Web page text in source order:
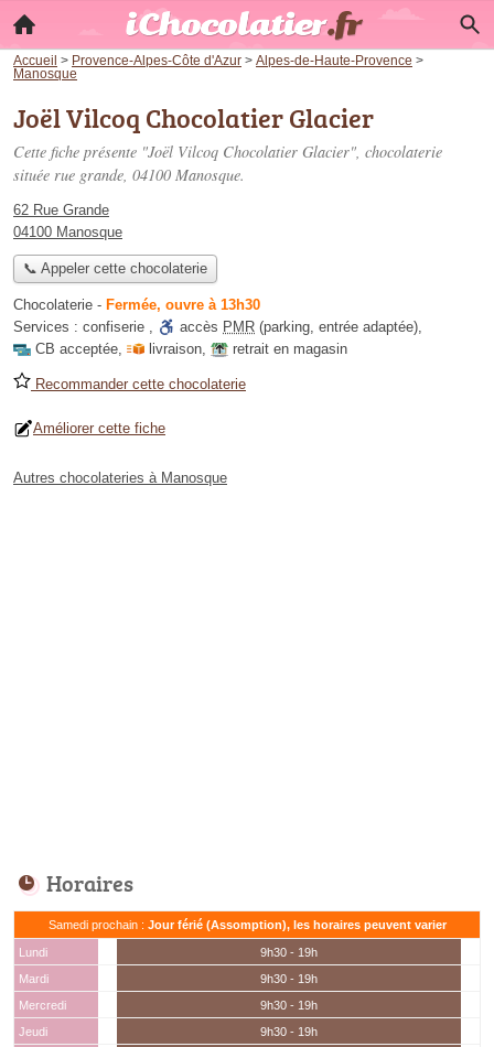
Accueil > Provence-Alpes-Côte d'Azur > Alpes-de-Haute-Provence >
Manosque
Joël Vilcoq Chocolatier Glacier
Cette fiche présente "Joël Vilcoq Chocolatier Glacier", chocolaterie
située rue grande, 04100 Manosque.
62 Rue Grande
04100 Manosque
📞 Appeler cette chocolaterie
Chocolaterie - Fermée, ouvre à 13h30
Services : confiserie , accès PMR (parking, entrée adaptée),
CB acceptée, livraison, retrait en magasin
Recommander cette chocolaterie
Améliorer cette fiche
Autres chocolateries à Manosque
Horaires
Samedi prochain : Jour férié (Assomption), les horaires peuvent varier
Lundi
9h30 - 19h
Mardi
9h30 - 19h
Mercredi
9h30 - 19h
Jeudi
9h30 - 19h